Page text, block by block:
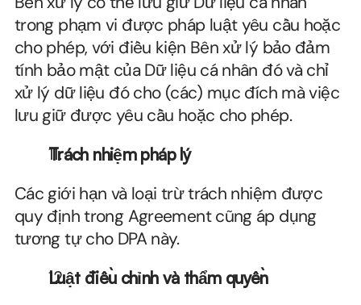
trong phạm vi được pháp luật yêu cầu hoặc
cho phép, với điều kiện Bên xử lý bảo đảm
tính bảo mật của Dữ liệu cá nhân đó và chỉ
xử lý dữ liệu đó cho (các) mục đích mà việc
lưu giữ được yêu cầu hoặc cho phép.
Trách nhiệm pháp lý
Các giới hạn và loại trừ trách nhiệm được
quy định trong Agreement cũng áp dụng
tương tự cho DPA này.
Luật điều chỉnh và thẩm quyền